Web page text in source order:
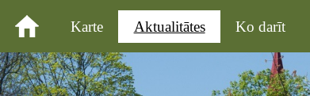
Karte Aktualitātes Ko darīt